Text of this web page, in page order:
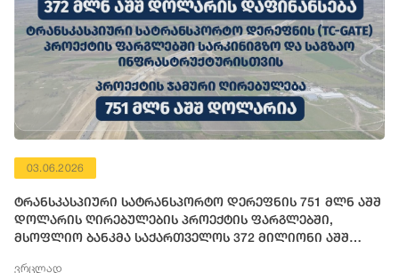
03.06.2026
ტრანსკასპიური სატრანსპორტო დერეფნის 751 მლნ აშშ
დოლარის ღირებულების პროექტის ფარგლებში,
მსოფლიო ბანკმა საქართველოს 372 მილიონი აშშ
ვრცლად